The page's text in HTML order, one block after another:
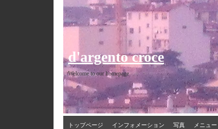
d'argento croce
Welcome to our homepage
トップページ インフォメーション 写真 メニュー